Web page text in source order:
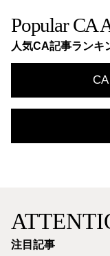
Popular CA
人気CA記事ランキ
注目記事